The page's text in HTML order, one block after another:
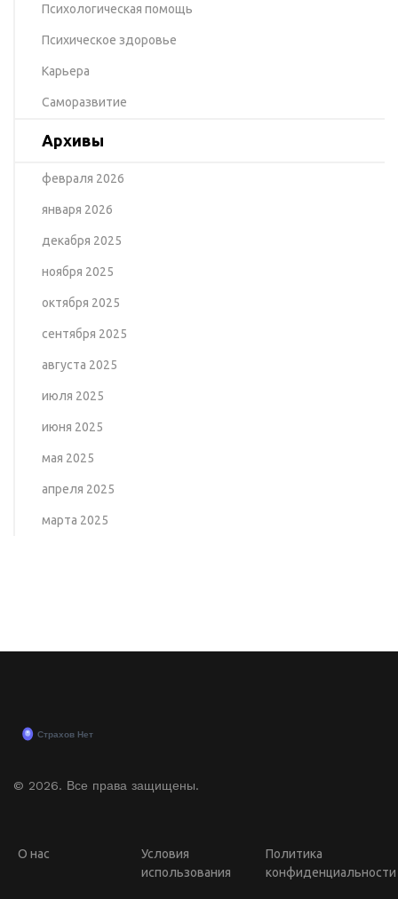
Психологическая помощь
Психическое здоровье
Карьера
Саморазвитие
Архивы
февраля 2026
января 2026
декабря 2025
ноября 2025
октября 2025
сентября 2025
августа 2025
июля 2025
июня 2025
мая 2025
апреля 2025
марта 2025
© 2026. Все права защищены.
О нас
Условия
использования
Политика
конфиденциальности